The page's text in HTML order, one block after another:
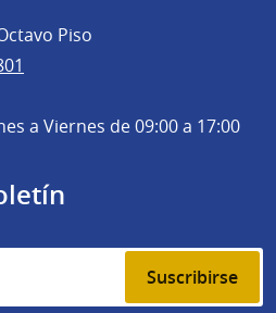
Piso
a Viernes de 09:00 a 17:00
Suscribirse